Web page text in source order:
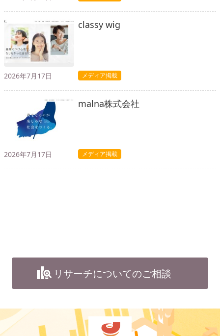
classy wig
2026年7月17日 メディア掲載
malna株式会社
2026年7月17日 メディア掲載
リサーチについてのご相談